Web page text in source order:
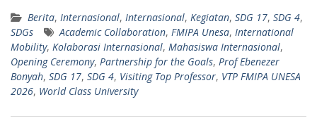
Berita, Internasional, Internasional, Kegiatan, SDG 17, SDG 4,
SDGs
Academic Collaboration, FMIPA Unesa, International
Mobility, Kolaborasi Internasional, Mahasiswa Internasional,
Opening Ceremony, Partnership for the Goals, Prof Ebenezer
Bonyah, SDG 17, SDG 4, Visiting Top Professor, VTP FMIPA UNESA
2026, World Class University